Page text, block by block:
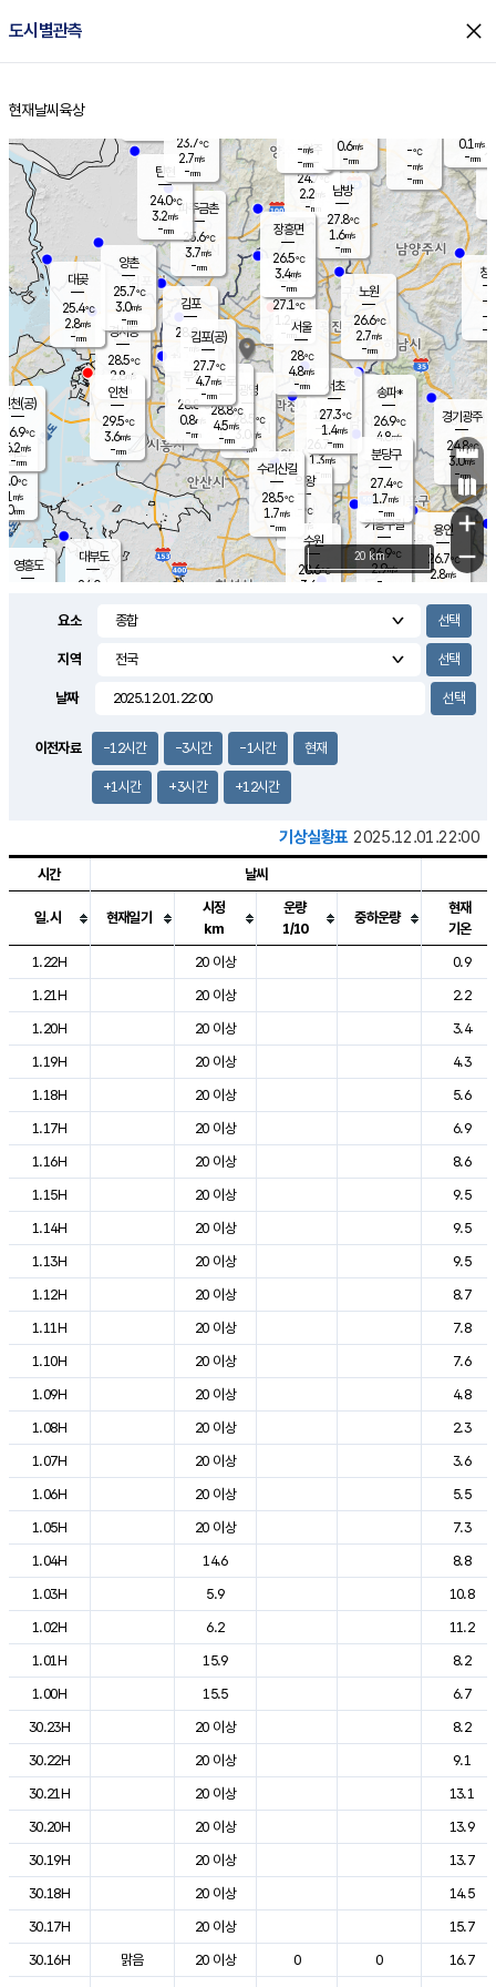
도시별관측 close
홈
현재날씨 육상
의도
℃
m/s
mm
영흥도
양주
24.7℃
2.2
-mm
과천
26.7℃
1.3m/s
- mm
용인
26.7℃
2.8m/s
경기광주
24.8℃
3.0m/s
-mm
1.7m/s
대부도
24.0
14.5
경서동
28.5℃
2.8 m/s
-mm
파주금촌
25.6℃
3.7m/s
-mm
-℃
-m/s
-mm
대곶
25.4℃
2.8m/s
-mm
창
-
-m/
-
탄현
24.0℃
3.2m/s
-mm
0.1 m/s
-mm
의왕
- ℃
m/s
mm
김포
28.0℃
-m/s
mm
광명
28.5 ℃
3.0 m/s
-mm
부천
28.8℃
0.8m/s
-mm
양촌
25.7℃
3.0m/s
-mm
구로
28.8℃
4.5m/s
-mm
은평
27.1℃
1.2 m/s
- mm
노원
26.6℃
2.7m/s
-mm
송파*
26.9℃
4.8m/s
-mm
서초
27.3℃
1.4m/s
-mm
남방
27.8℃
1.6m/s
-mm
기흥구갈
26.9℃
2.9m/s
-
수리산길
28.5℃
1.7m/s
-mm
분당구
27.4℃
1.7m/s
-mm
장흥면
26.5℃
3.4m/s
-mm
-m/s
-mm
인천(공)
26.9℃
6.2m/s
-mm
김포(공)
27.7℃
4.7m/s
-mm
수원
28.6℃
3.6 m/s
인천
29.5℃
3.6m/s
-mm
서울
28℃
4.8m/s
-mm
23.7℃
2.7m/s
-mm
0.6m/s
-mm
+
−
20 km
요소
지역
날짜
이전자료 -12시간 -3시간 -1시간 현재
+1시간 +3시간 +12시간
기상실황표 2025.12.01.22:00
도시별 기상실황표로 지점, 날씨, 기온, 강수, 바람, 기압등을 안내한 표입
시간 날씨
일.시 현재일기
시정
km
운량
1/10
중하운량
현재
기온
1.22H
20 이상
0.9
1.21H
20 이상
2.2
1.20H
20 이상
3.4
1.19H
20 이상
4.3
1.18H
20 이상
5.6
1.17H
20 이상
6.9
1.16H
20 이상
8.6
1.15H
20 이상
9.5
1.14H
20 이상
9.5
1.13H
20 이상
9.5
1.12H
20 이상
8.7
1.11H
20 이상
7.8
1.10H
20 이상
7.6
1.09H
20 이상
4.8
1.08H
20 이상
2.3
1.07H
20 이상
3.6
1.06H
20 이상
5.5
1.05H
20 이상
7.3
1.04H
14.6
8.8
1.03H
5.9
10.8
1.02H
6.2
11.2
1.01H
15.9
8.2
1.00H
15.5
6.7
30.23H
20 이상
8.2
30.22H
20 이상
9.1
30.21H
20 이상
13.1
30.20H
20 이상
13.9
30.19H
20 이상
13.7
30.18H
20 이상
14.5
30.17H
20 이상
15.7
30.16H
맑음 20 이상 0 0
16.7